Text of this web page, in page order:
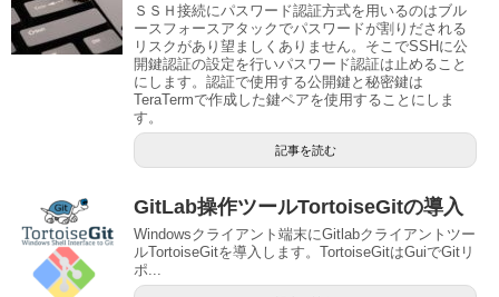
ＳＳＨ接続にパスワード認証方式を用いるのはブル
ースフォースアタックでパスワードが割りだされる
リスクがあり望ましくありません。そこでSSHに公
開鍵認証の設定を行いパスワード認証は止めること
にします。認証で使用する公開鍵と秘密鍵は
TeraTermで作成した鍵ペアを使用することにしま
す。
記事を読む
GitLab操作ツールTortoiseGitの導入
Windowsクライアント端末にGitlabクライアントツー
ルTortoiseGitを導入します。TortoiseGitはGuiでGitリ
ポ...